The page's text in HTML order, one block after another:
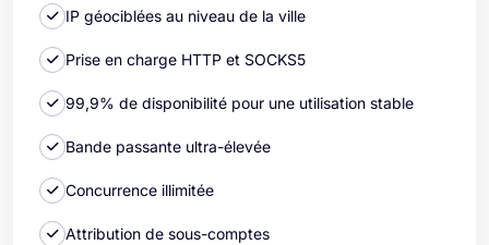
IP géociblées au niveau de la ville
Prise en charge HTTP et SOCKS5
99,9% de disponibilité pour une utilisation stable
Bande passante ultra-élevée
Concurrence illimitée
Attribution de sous-comptes